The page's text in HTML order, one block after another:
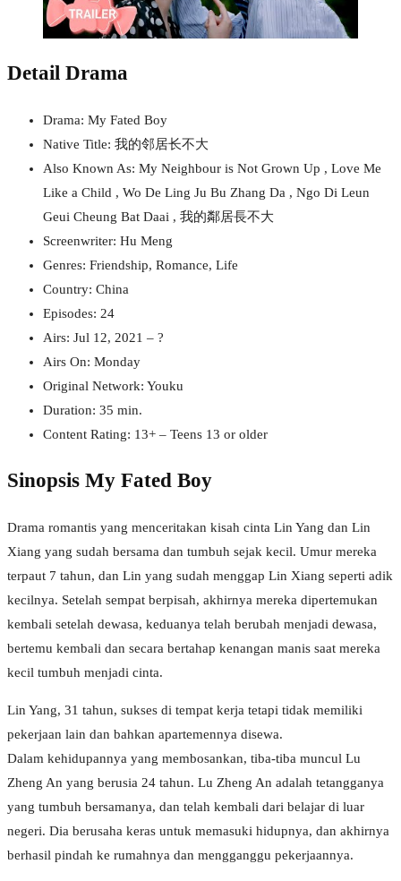
Detail Drama
Drama: My Fated Boy
Native Title: 我的邻居长不大
Also Known As: My Neighbour is Not Grown Up , Love Me
Like a Child , Wo De Ling Ju Bu Zhang Da , Ngo Di Leun
Geui Cheung Bat Daai , 我的鄰居長不大
Screenwriter: Hu Meng
Genres: Friendship, Romance, Life
Country: China
Episodes: 24
Airs: Jul 12, 2021 – ?
Airs On: Monday
Original Network: Youku
Duration: 35 min.
Content Rating: 13+ – Teens 13 or older
Sinopsis My Fated Boy
Drama romantis yang menceritakan kisah cinta Lin Yang dan Lin
Xiang yang sudah bersama dan tumbuh sejak kecil. Umur mereka
terpaut 7 tahun, dan Lin yang sudah menggap Lin Xiang seperti adik
kecilnya. Setelah sempat berpisah, akhirnya mereka dipertemukan
kembali setelah dewasa, keduanya telah berubah menjadi dewasa,
bertemu kembali dan secara bertahap kenangan manis saat mereka
kecil tumbuh menjadi cinta.
Lin Yang, 31 tahun, sukses di tempat kerja tetapi tidak memiliki
pekerjaan lain dan bahkan apartemennya disewa.
Dalam kehidupannya yang membosankan, tiba-tiba muncul Lu
Zheng An yang berusia 24 tahun. Lu Zheng An adalah tetangganya
yang tumbuh bersamanya, dan telah kembali dari belajar di luar
negeri. Dia berusaha keras untuk memasuki hidupnya, dan akhirnya
berhasil pindah ke rumahnya dan mengganggu pekerjaannya.